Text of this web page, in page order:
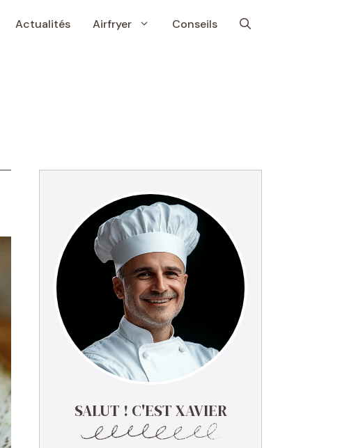
Actualités Airfryer Conseils
SALUT ! C'EST XAVIER